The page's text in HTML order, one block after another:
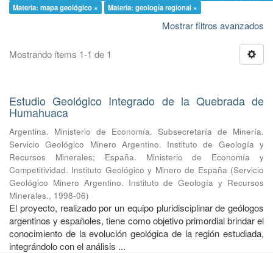
Materia: mapa geológico ×
Materia: geología regional ×
Mostrar filtros avanzados
Mostrando ítems 1-1 de 1
Estudio Geológico Integrado de la Quebrada de
Humahuaca
Argentina. Ministerio de Economía. Subsecretaría de Minería.
Servicio Geológico Minero Argentino. Instituto de Geología y
Recursos Minerales; España. Ministerio de Economía y
Competitividad. Instituto Geológico y Minero de España (Servicio
Geológico Minero Argentino. Instituto de Geología y Recursos
Minerales., 1998-06)
El proyecto, realizado por un equipo pluridisciplinar de geólogos
argentinos y españoles, tiene como objetivo primordial brindar el
conocimiento de la evolución geológica de la región estudiada,
integrándolo con el análisis ...